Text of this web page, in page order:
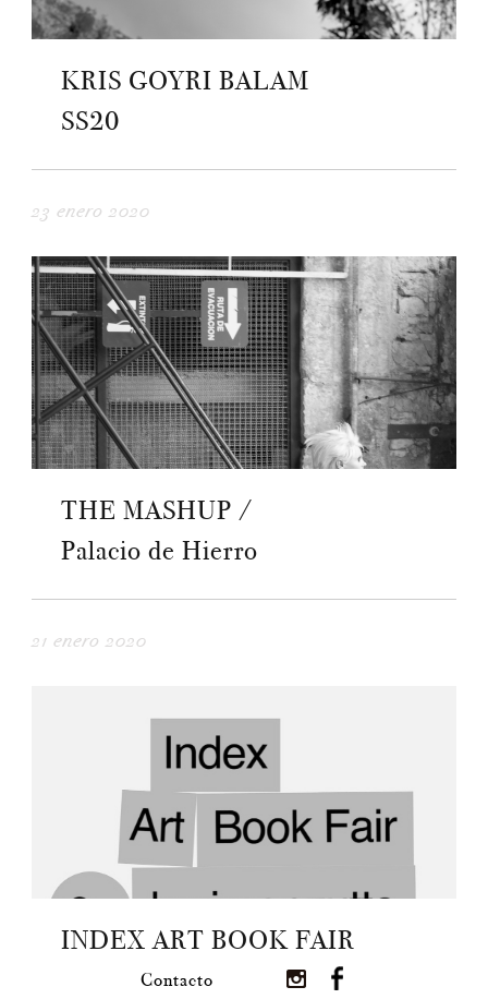
Contacto
KRIS GOYRI BALAM
SS20
23 enero 2020
THE MASHUP /
Palacio de Hierro
21 enero 2020
INDEX ART BOOK FAIR